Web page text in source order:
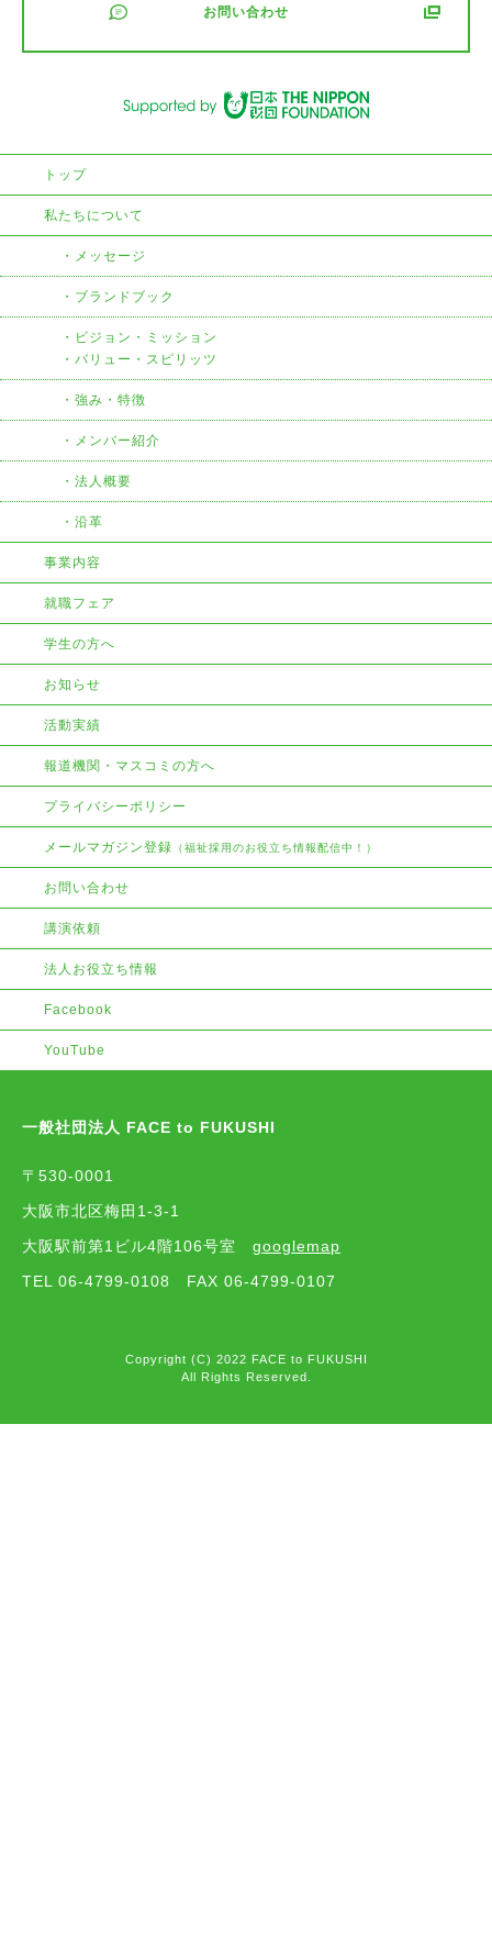
お問い合わせ
一般社団法人 FACE to FUKUSHI
〒530-0001
大阪市北区梅田1-3-1
大阪駅前第1ビル4階106号室 googlemap
TEL 06-4799-0108
FAX 06-4799-0107
トップ
私たちについて
メッセージ
ブランドブック
ビジョン・ミッション
・バリュー・スピリッツ
強み・特徴
メンバー紹介
法人概要
沿革
事業内容
就職フェア
学生の方へ
お知らせ
活動実績
報道機関・マスコミの方へ
プライバシーポリシー
メールマガジン登録 （福祉採用のお役立ち情報配信中！）
お問い合わせ
講演依頼
法人お役立ち情報
Facebook
YouTube
Copyright (C) 2022 FACE to FUKUSHI
All Rights Reserved.